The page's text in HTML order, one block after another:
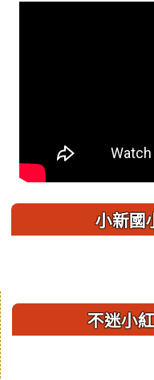
小新國
右邊區域內容
不迷小